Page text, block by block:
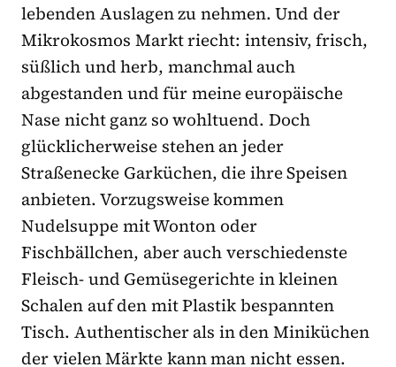
lebenden Auslagen zu nehmen. Und der
Mikrokosmos Markt riecht: intensiv, frisch,
süßlich und herb, manchmal auch
abgestanden und für meine europäische
Nase nicht ganz so wohltuend. Doch
glücklicherweise stehen an jeder
Straßenecke Garküchen, die ihre Speisen
anbieten. Vorzugsweise kommen
Nudelsuppe mit Wonton oder
Fischbällchen, aber auch verschiedenste
Fleisch- und Gemüsegerichte in kleinen
Schalen auf den mit Plastik bespannten
Tisch. Authentischer als in den Miniküchen
der vielen Märkte kann man nicht essen.